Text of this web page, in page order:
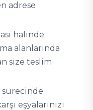
adrese
halinde
alanlarında
size teslim
sürecinde
eşyalarınızı